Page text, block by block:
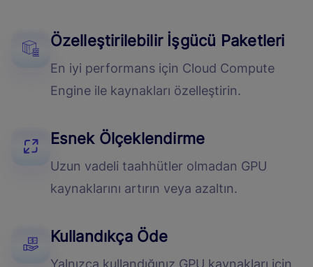
Özelleştirilebilir İşgücü Paketleri
En iyi performans için Cloud Compute
Engine ile kaynakları özelleştirin.
Esnek Ölçeklendirme
Uzun vadeli taahhütler olmadan GPU
kaynaklarını artırın veya azaltın.
Kullandıkça Öde
Yalnızca kullandığınız GPU kaynakları için